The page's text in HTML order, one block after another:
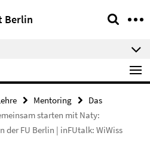
Berlin
Mentoring
Das
starten mit Naty:
der FU Berlin | inFUtalk: WiWiss